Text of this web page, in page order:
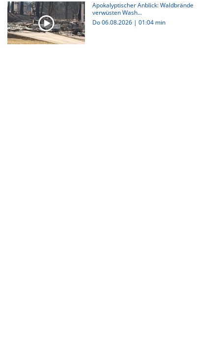
Apokalyptischer Anblick: Waldbrände
verwüsten Wash...
Do 06.08.2026 | 01:04 min